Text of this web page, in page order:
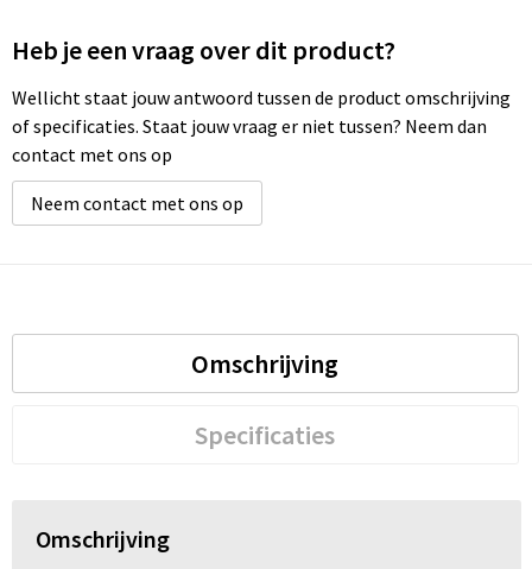
Heb je een vraag over dit product?
Wellicht staat jouw antwoord tussen de product omschrijving
of specificaties. Staat jouw vraag er niet tussen? Neem dan
contact met ons op
Neem contact met ons op
Omschrijving
Specificaties
Omschrijving